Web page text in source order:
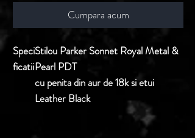
Cumpara acum
Speci
ficatii
Stilou Parker Sonnet Royal Metal &
Pearl PDT
cu penita din aur de 18k si etui
Leather Black